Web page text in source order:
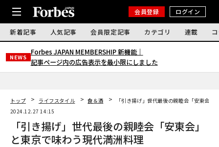
会員登録 ログイン
新着記事 人気記事 会員限定記事 カテゴリ 連載
NEWS
Forbes JAPAN MEMBERSHIP 新機能｜
記事ページ内の広告表示を最小限にしました
トップ ライフスタイル 食＆酒
「引き揚げ」世代最後の親睦会「安東会」
2024.12.27 14:15
「引き揚げ」世代最後の親睦会「安東会」
と東京で味わう現代満洲料理